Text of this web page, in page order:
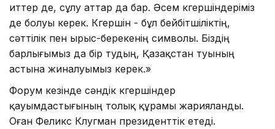
иттер де, сұлу аттар да бар. Әсем көгершіндеріміз
де болуы керек. Көгершін - бұл бейбітшіліктің,
сәттілік пен ырыс-берекенің символы. Біздің
барлығымыз да бір тудың, Қазақстан туының
астына жиналуымыз керек.»
Форум кезінде сәндік көгершіндер
қауымдастығының толық құрамы жарияланды.
Оған Феликс Клугман президенттік етеді.